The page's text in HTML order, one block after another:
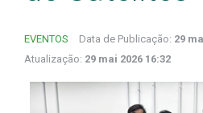
EVENTOS Data de Publicação: 29
Atualização: 29 mai 2026 16:32